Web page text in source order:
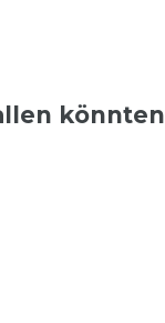
könnten